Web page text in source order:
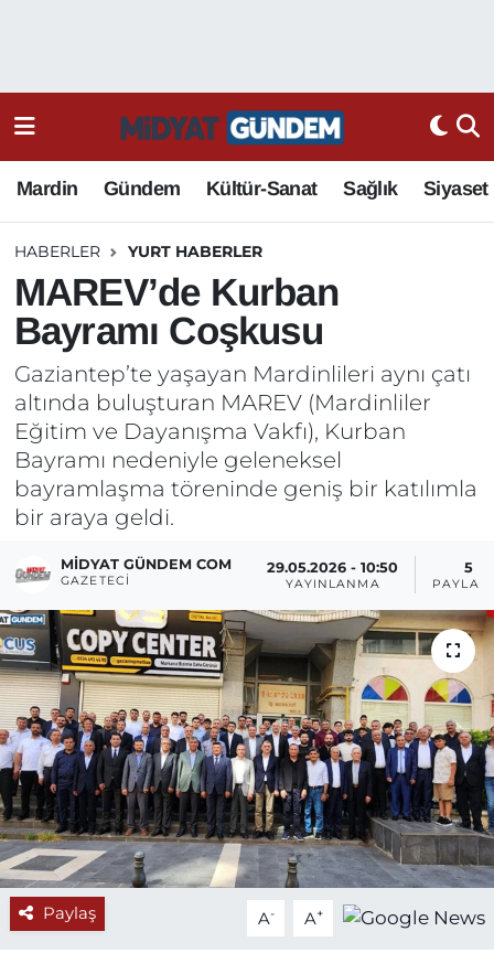
Mardin Gündem Kültür-Sanat Sağlık Siyaset
HABERLER YURT HABERLER
MAREV’de Kurban
Bayramı Coşkusu
Gaziantep’te yaşayan Mardinlileri aynı çatı
altında buluşturan MAREV (Mardinliler
Eğitim ve Dayanışma Vakfı), Kurban
Bayramı nedeniyle geleneksel
bayramlaşma töreninde geniş bir katılımla
bir araya geldi.
MIDYAT GÜNDEM COM
GAZETECI
29.05.2026 - 10:50
YAYINLANMA
5
Paylaş A- A+